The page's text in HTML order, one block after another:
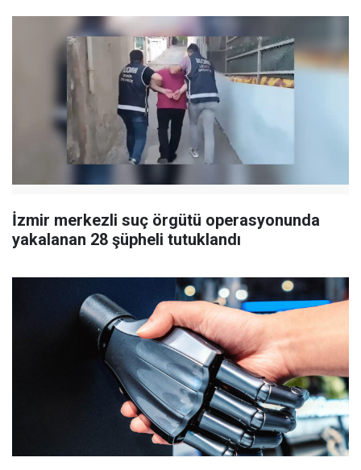
İzmir merkezli suç örgütü operasyonunda
yakalanan 28 şüpheli tutuklandı